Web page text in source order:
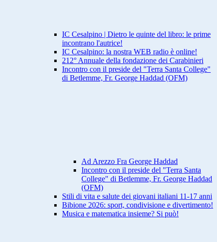
IC Cesalpino | Dietro le quinte del libro: le prime
incontrano l'autrice!
IC Cesalpino: la nostra WEB radio è online!
212° Annuale della fondazione dei Carabinieri
Incontro con il preside del "Terra Santa College"
di Betlemme, Fr. George Haddad (OFM)
Ad Arezzo Fra George Haddad
Incontro con il preside del "Terra Santa
College" di Betlemme, Fr. George Haddad
(OFM)
Stili di vita e salute dei giovani italiani 11-17 anni
Bibione 2026: sport, condivisione e divertimento!
Musica e matematica insieme? Si può!